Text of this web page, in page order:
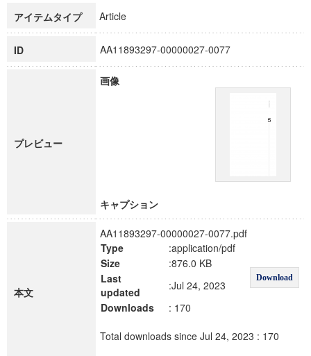
博士課程教育リーディングプログラム「超成熟社会発展のサ
アイテムタイプ Article
ID AA11893297-00000027-0077
プレビュー
画像
キャプション
本文
AA11893297-00000027-0077.pdf
Type
:application/pdf
Download
Size
:876.0 KB
Last
updated
:Jul 24, 2023
Downloads
: 170
Total downloads since Jul 24, 2023 : 170